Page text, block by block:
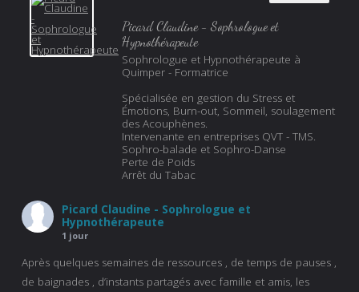
Picard Claudine - Sophrologue et
Hypnothérapeute
Sophrologue et Hypnothérapeute à
Quimper - Formatrice
Spécialisée en gestion du Stress et
Émotions, Burn-out, Sommeil, soulagement
des Acouphènes.
Intervenante en entreprises QVT - TMS.
Sophro-balade et Sophro-Danse
Perte de Poids
Arrêt du Tabac
Picard Claudine - Sophrologue et
Hypnothérapeute
1 jour
Après quelques semaines de ressources , de temps de pauses ,
de baignades , d’instants partagés avec famille et amis, les